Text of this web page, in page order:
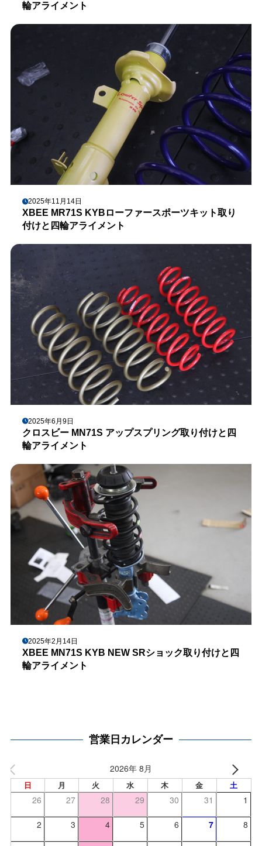
輪アライメント
2025年11月14日
XBEE MR71S KYBローファースポーツキット取り
付けと四輪アライメント
2025年6月9日
クロスビー MN71S アップスプリング取り付けと四
輪アライメント
2025年2月14日
XBEE MN71S KYB NEW SRショック取り付けと四
輪アライメント
営業日カレンダー
2026年 8月
日 月 火 水 木 金 土
26 27 28 29 30 31 1
2 3 4 5 6 7 8